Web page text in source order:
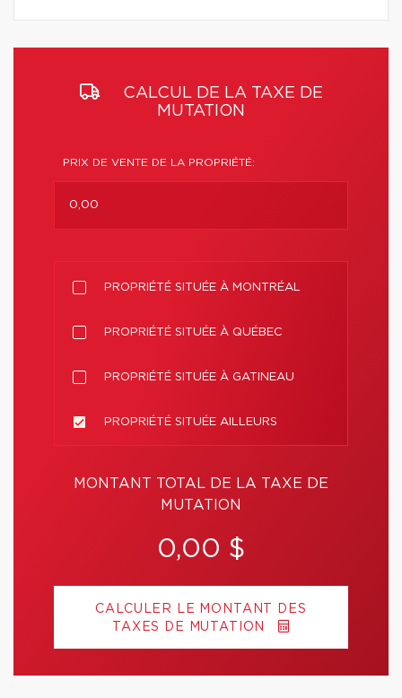
CALCUL DE LA TAXE DE
MUTATION
PRIX DE VENTE DE LA PROPRIÉTÉ:
PROPRIÉTÉ SITUÉE À MONTRÉAL
PROPRIÉTÉ SITUÉE À QUÉBEC
PROPRIÉTÉ SITUÉE À GATINEAU
PROPRIÉTÉ SITUÉE AILLEURS
MONTANT TOTAL DE LA TAXE DE
MUTATION
0,00 $
CALCULER LE MONTANT DES
TAXES DE MUTATION